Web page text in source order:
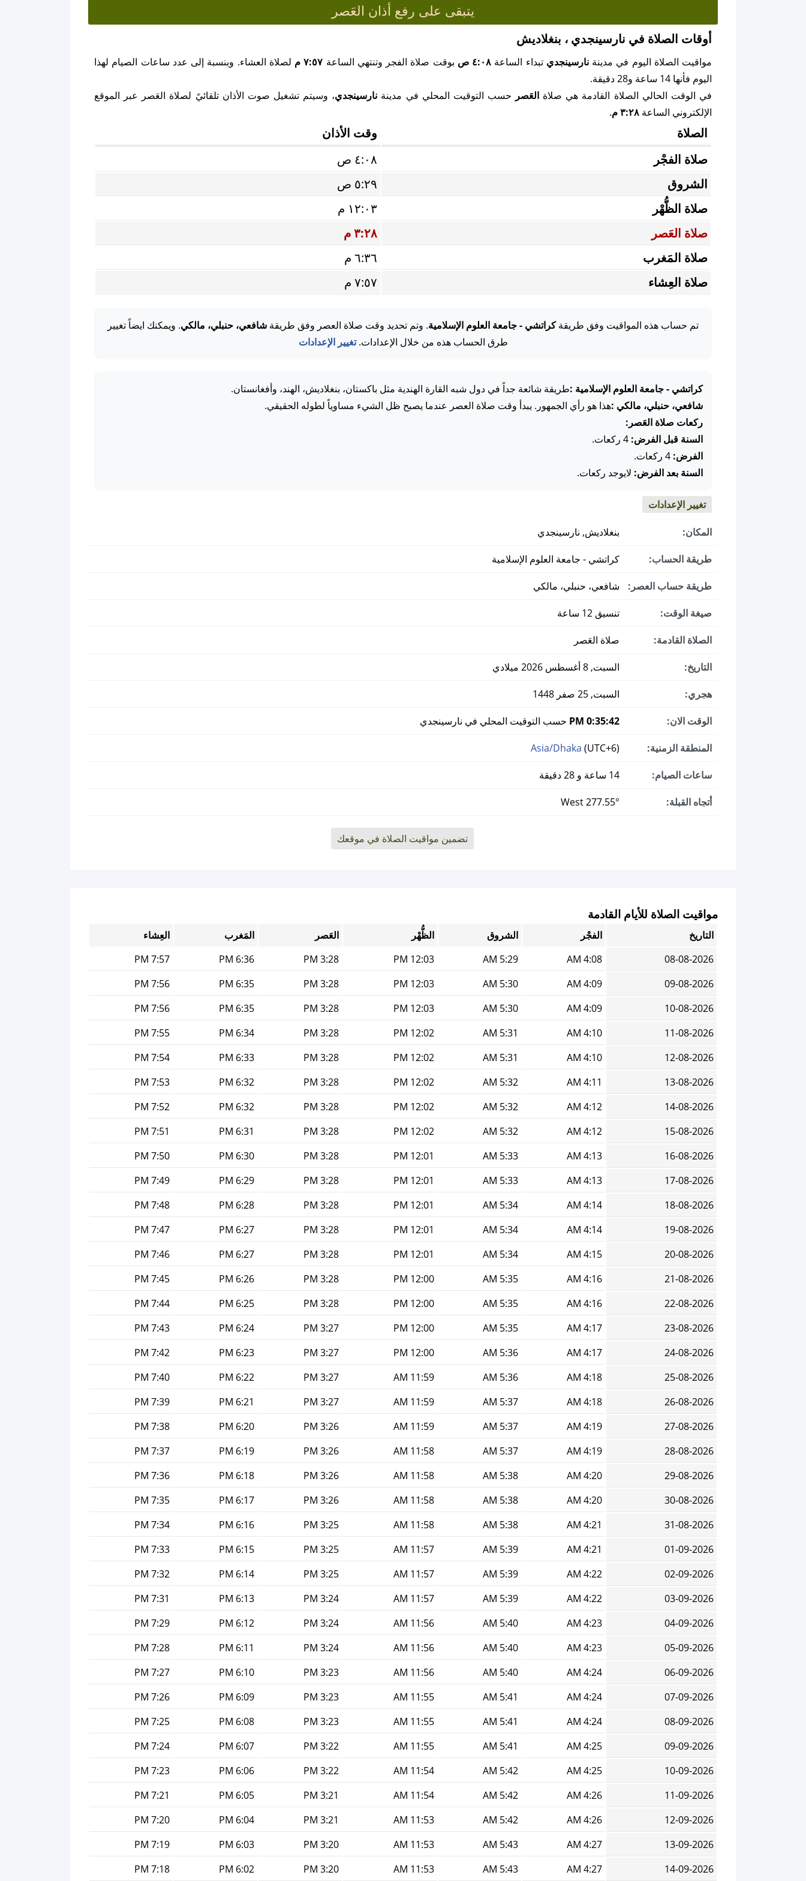
يتبقى على رفع أذان العَصر
أوقات الصلاة في نارسينجدي ، بنغلاديش
مواقيت الصلاة اليوم في مدينةنارسينجدي تبداء الساعة ٤:٠٨ ص بوقت صلاة الفجر وتنتهي الساعة ٧:٥٧ م
لصلاة العشاء. وبنسبة إلى عدد ساعات الصيام لهذا
اليوم فأنها 14 ساعة و28 دقيقة.
في الوقت الحالي الصلاة القادمة هي صلاة العَصر حسب التوقيت المحلي في مدينة نارسينجدي، وسيتم تشغيل صوت الأذان تلقائيً لصلاة العَصر عبر الموقع
الإلكتروني الساعة ٣:٢٨ م .
الصلاة
وقت الأذان
صلاة الفجْر
٤:٠٨ ص
الشروق
٥:٢٩ ص
صلاة الظُّهْر
١٢:٠٣ م
صلاة العَصر
٣:٢٨ م
صلاة المَغرب
٦:٣٦ م
صلاة العِشاء
٧:٥٧ م
تم حساب هذه المواقيت وفق طريقةكراتشي - جامعة العلوم الإسلامية. وتم تحديد وقت صلاة العصر وفق طريقة شافعي، حنبلي، مالكي. ويمكنك ايضاً تغيير
طرق الحساب هذه من خلال الإعدادات.تغيير الإعدادات
كراتشي - جامعة العلوم الإسلامية :طريقة شائعة جداً في دول شبه القارة الهندية مثل باكستان، بنغلاديش، الهند، وأفغانستان.
شافعي، حنبلي، مالكي :هذا هو رأي الجمهور. يبدأ وقت صلاة العصر عندما يصبح ظل الشيء مساوياً لطوله الحقيقي.
ركعات صلاة العَصر:
السنة قبل الفرض:
الفرض:
السنة بعد الفرض: لايوجد ركعات.
تغيير الإعدادات
المكان: بنغلاديش, نارسينجدي
طريقة الحساب: كراتشي - جامعة العلوم الإسلامية
طريقة حساب العصر: شافعي، حنبلي، مالكي
صيغة الوقت: تنسيق 12 ساعة
الصلاة القادمة: صلاة العَصر
التاريخ: السبت, 8 أغسطس 2026 ميلادي
هجري: السبت, 25 صفر 1448
الوقت الان: 0:35:43 PM حسب التوقيت المحلي في نارسينجدي
المنطقة الزمنية: Asia/Dhaka (UTC+6)
ساعات الصيام:
أتجاه القبلة:
تضمين مواقيت الصلاة في موقعك
مواقيت الصلاة للأيام القادمة
التاريخ الفجْر الشروق الظُّهْر العَصر المَغرب
العِشاء
08-08-2026
4:08 AM
5:29 AM
12:03 PM
3:28 PM
6:36 PM
7:57 PM
09-08-2026
4:09 AM
5:30 AM
12:03 PM
3:28 PM
6:35 PM
7:56 PM
10-08-2026
4:09 AM
5:30 AM
12:03 PM
3:28 PM
6:35 PM
7:56 PM
11-08-2026
4:10 AM
5:31 AM
12:02 PM
3:28 PM
6:34 PM
7:55 PM
12-08-2026
4:10 AM
5:31 AM
12:02 PM
3:28 PM
6:33 PM
7:54 PM
13-08-2026
4:11 AM
5:32 AM
12:02 PM
3:28 PM
6:32 PM
7:53 PM
14-08-2026
4:12 AM
5:32 AM
12:02 PM
3:28 PM
6:32 PM
7:52 PM
15-08-2026
4:12 AM
5:32 AM
12:02 PM
3:28 PM
6:31 PM
7:51 PM
16-08-2026
4:13 AM
5:33 AM
12:01 PM
3:28 PM
6:30 PM
7:50 PM
17-08-2026
4:13 AM
5:33 AM
12:01 PM
3:28 PM
6:29 PM
7:49 PM
18-08-2026
4:14 AM
5:34 AM
12:01 PM
3:28 PM
6:28 PM
7:48 PM
19-08-2026
4:14 AM
5:34 AM
12:01 PM
3:28 PM
6:27 PM
7:47 PM
20-08-2026
4:15 AM
5:34 AM
12:01 PM
3:28 PM
6:27 PM
7:46 PM
21-08-2026
4:16 AM
5:35 AM
12:00 PM
3:28 PM
6:26 PM
7:45 PM
22-08-2026
4:16 AM
5:35 AM
12:00 PM
3:28 PM
6:25 PM
7:44 PM
23-08-2026
4:17 AM
5:35 AM
12:00 PM
3:27 PM
6:24 PM
7:43 PM
24-08-2026
4:17 AM
5:36 AM
12:00 PM
3:27 PM
6:23 PM
7:42 PM
25-08-2026
4:18 AM
5:36 AM
11:59 AM
3:27 PM
6:22 PM
7:40 PM
26-08-2026
4:18 AM
5:37 AM
11:59 AM
3:27 PM
6:21 PM
7:39 PM
27-08-2026
4:19 AM
5:37 AM
11:59 AM
3:26 PM
6:20 PM
7:38 PM
28-08-2026
4:19 AM
5:37 AM
11:58 AM
3:26 PM
6:19 PM
7:37 PM
29-08-2026
4:20 AM
5:38 AM
11:58 AM
3:26 PM
6:18 PM
7:36 PM
30-08-2026
4:20 AM
5:38 AM
11:58 AM
3:26 PM
6:17 PM
7:35 PM
31-08-2026
4:21 AM
5:38 AM
11:58 AM
3:25 PM
6:16 PM
7:34 PM
01-09-2026
4:21 AM
5:39 AM
11:57 AM
3:25 PM
6:15 PM
7:33 PM
02-09-2026
4:22 AM
5:39 AM
11:57 AM
3:25 PM
6:14 PM
7:32 PM
03-09-2026
4:22 AM
5:39 AM
11:57 AM
3:24 PM
6:13 PM
7:31 PM
04-09-2026
4:23 AM
5:40 AM
11:56 AM
3:24 PM
6:12 PM
7:29 PM
05-09-2026
4:23 AM
5:40 AM
11:56 AM
3:24 PM
6:11 PM
7:28 PM
06-09-2026
4:24 AM
5:40 AM
11:56 AM
3:23 PM
6:10 PM
7:27 PM
07-09-2026
4:24 AM
5:41 AM
11:55 AM
3:23 PM
6:09 PM
7:26 PM
08-09-2026
4:24 AM
5:41 AM
11:55 AM
3:23 PM
6:08 PM
7:25 PM
09-09-2026
4:25 AM
5:41 AM
11:55 AM
3:22 PM
6:07 PM
7:24 PM
10-09-2026
4:25 AM
5:42 AM
11:54 AM
3:22 PM
6:06 PM
7:23 PM
11-09-2026
4:26 AM
5:42 AM
11:54 AM
3:21 PM
6:05 PM
7:21 PM
12-09-2026
4:26 AM
5:42 AM
11:53 AM
3:21 PM
6:04 PM
7:20 PM
13-09-2026
4:27 AM
5:43 AM
11:53 AM
3:20 PM
6:03 PM
7:19 PM
14-09-2026
4:27 AM
5:43 AM
11:53 AM
3:20 PM
6:02 PM
7:18 PM